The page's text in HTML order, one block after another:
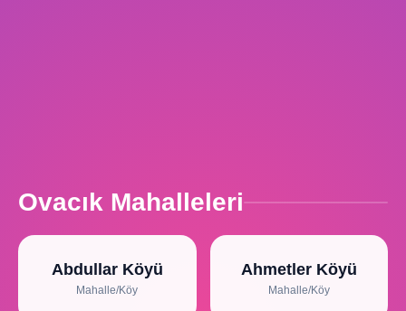
Ovacık Mahalleleri
Abdullar Köyü
Mahalle/Köy
Ahmetler Köyü
Mahalle/Köy